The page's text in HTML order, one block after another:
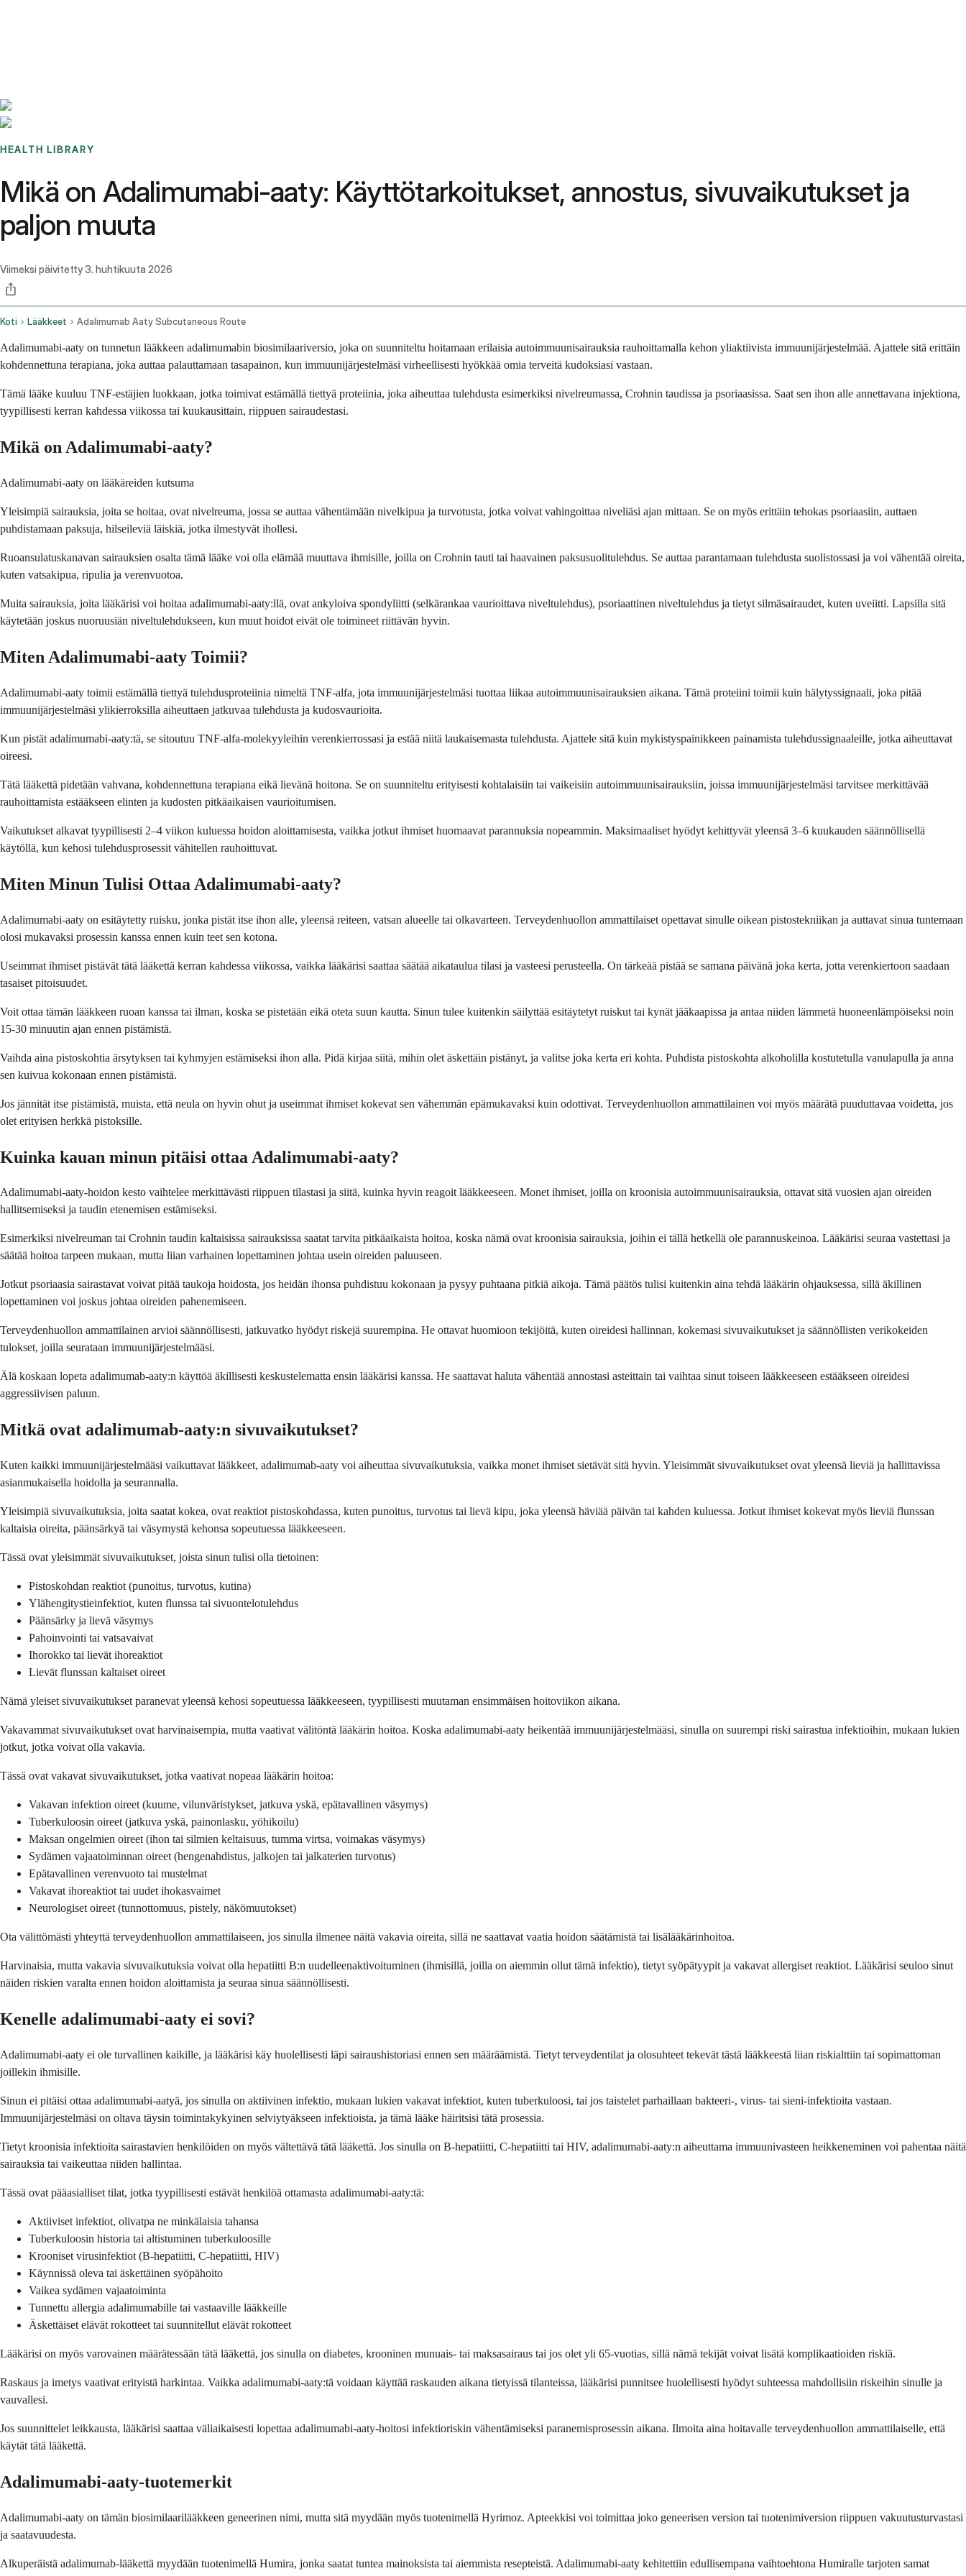
HEALTH LIBRARY
Mikä on Adalimumabi-aaty: Käyttötarkoitukset, annostus, sivuvaikutukset ja
paljon muuta
Viimeksi päivitetty3. huhtikuuta 2026
Koti Lääkkeet Adalimumab Aaty Subcutaneous Route
Adalimumabi-aaty on tunnetun lääkkeen adalimumabin biosimilaariversio, joka on suunniteltu hoitamaan erilaisia autoimmuunisairauksia rauhoittamalla kehon yliaktiivista immuunijärjestelmää. Ajattele sitä erittäin
kohdennettuna terapiana, joka auttaa palauttamaan tasapainon, kun immuunijärjestelmäsi virheellisesti hyökkää omia terveitä kudoksiasi vastaan.
Tämä lääke kuuluu TNF-estäjien luokkaan, jotka toimivat estämällä tiettyä proteiinia, joka aiheuttaa tulehdusta esimerkiksi nivelreumassa, Crohnin taudissa ja psoriaasissa. Saat sen ihon alle annettavana injektiona,
tyypillisesti kerran kahdessa viikossa tai kuukausittain, riippuen sairaudestasi.
Mikä on Adalimumabi-aaty?
Adalimumabi-aaty on lääkäreiden kutsuma
Yleisimpiä sairauksia, joita se hoitaa, ovat nivelreuma, jossa se auttaa vähentämään nivelkipua ja turvotusta, jotka voivat vahingoittaa niveliäsi ajan mittaan. Se on myös erittäin tehokas psoriaasiin, auttaen
puhdistamaan paksuja, hilseileviä läiskiä, jotka ilmestyvät ihollesi.
Ruoansulatuskanavan sairauksien osalta tämä lääke voi olla elämää muuttava ihmisille, joilla on Crohnin tauti tai haavainen paksusuolitulehdus. Se auttaa parantamaan tulehdusta suolistossasi ja voi vähentää oireita,
kuten vatsakipua, ripulia ja verenvuotoa.
Muita sairauksia, joita lääkärisi voi hoitaa adalimumabi-aaty:llä, ovat ankyloiva spondyliitti (selkärankaa vaurioittava niveltulehdus), psoriaattinen niveltulehdus ja tietyt silmäsairaudet, kuten uveiitti. Lapsilla sitä
käytetään joskus nuoruusiän niveltulehdukseen, kun muut hoidot eivät ole toimineet riittävän hyvin.
Miten Adalimumabi-aaty Toimii?
Adalimumabi-aaty toimii estämällä tiettyä tulehdusproteiinia nimeltä TNF-alfa, jota immuunijärjestelmäsi tuottaa liikaa autoimmuunisairauksien aikana. Tämä proteiini toimii kuin hälytyssignaali, joka pitää
immuunijärjestelmäsi ylikierroksilla aiheuttaen jatkuvaa tulehdusta ja kudosvaurioita.
Kun pistät adalimumabi-aaty:tä, se sitoutuu TNF-alfa-molekyyleihin verenkierrossasi ja estää niitä laukaisemasta tulehdusta. Ajattele sitä kuin mykistyspainikkeen painamista tulehdussignaaleille, jotka aiheuttavat
oireesi.
Tätä lääkettä pidetään vahvana, kohdennettuna terapiana eikä lievänä hoitona. Se on suunniteltu erityisesti kohtalaisiin tai vaikeisiin autoimmuunisairauksiin, joissa immuunijärjestelmäsi tarvitsee merkittävää
rauhoittamista estääkseen elinten ja kudosten pitkäaikaisen vaurioitumisen.
Vaikutukset alkavat tyypillisesti 2–4 viikon kuluessa hoidon aloittamisesta, vaikka jotkut ihmiset huomaavat parannuksia nopeammin. Maksimaaliset hyödyt kehittyvät yleensä 3–6 kuukauden säännöllisellä
käytöllä, kun kehosi tulehdusprosessit vähitellen rauhoittuvat.
Miten Minun Tulisi Ottaa Adalimumabi-aaty?
Adalimumabi-aaty on esitäytetty ruisku, jonka pistät itse ihon alle, yleensä reiteen, vatsan alueelle tai olkavarteen. Terveydenhuollon ammattilaiset opettavat sinulle oikean pistostekniikan ja auttavat sinua tuntemaan
olosi mukavaksi prosessin kanssa ennen kuin teet sen kotona.
Useimmat ihmiset pistävät tätä lääkettä kerran kahdessa viikossa, vaikka lääkärisi saattaa säätää aikataulua tilasi ja vasteesi perusteella. On tärkeää pistää se samana päivänä joka kerta, jotta verenkiertoon saadaan
tasaiset pitoisuudet.
Voit ottaa tämän lääkkeen ruoan kanssa tai ilman, koska se pistetään eikä oteta suun kautta. Sinun tulee kuitenkin säilyttää esitäytetyt ruiskut tai kynät jääkaapissa ja antaa niiden lämmetä huoneenlämpöiseksi noin
15-30 minuutin ajan ennen pistämistä.
Vaihda aina pistoskohtia ärsytyksen tai kyhmyjen estämiseksi ihon alla. Pidä kirjaa siitä, mihin olet äskettäin pistänyt, ja valitse joka kerta eri kohta. Puhdista pistoskohta alkoholilla kostutetulla vanulapulla ja anna
sen kuivua kokonaan ennen pistämistä.
Jos jännität itse pistämistä, muista, että neula on hyvin ohut ja useimmat ihmiset kokevat sen vähemmän epämukavaksi kuin odottivat. Terveydenhuollon ammattilainen voi myös määrätä puuduttavaa voidetta, jos
olet erityisen herkkä pistoksille.
Kuinka kauan minun pitäisi ottaa Adalimumabi-aaty?
Adalimumabi-aaty-hoidon kesto vaihtelee merkittävästi riippuen tilastasi ja siitä, kuinka hyvin reagoit lääkkeeseen. Monet ihmiset, joilla on kroonisia autoimmuunisairauksia, ottavat sitä vuosien ajan oireiden
hallitsemiseksi ja taudin etenemisen estämiseksi.
Esimerkiksi nivelreuman tai Crohnin taudin kaltaisissa sairauksissa saatat tarvita pitkäaikaista hoitoa, koska nämä ovat kroonisia sairauksia, joihin ei tällä hetkellä ole parannuskeinoa. Lääkärisi seuraa vastettasi ja
säätää hoitoa tarpeen mukaan, mutta liian varhainen lopettaminen johtaa usein oireiden paluuseen.
Jotkut psoriaasia sairastavat voivat pitää taukoja hoidosta, jos heidän ihonsa puhdistuu kokonaan ja pysyy puhtaana pitkiä aikoja. Tämä päätös tulisi kuitenkin aina tehdä lääkärin ohjauksessa, sillä äkillinen
lopettaminen voi joskus johtaa oireiden pahenemiseen.
Terveydenhuollon ammattilainen arvioi säännöllisesti, jatkuvatko hyödyt riskejä suurempina. He ottavat huomioon tekijöitä, kuten oireidesi hallinnan, kokemasi sivuvaikutukset ja säännöllisten verikokeiden
tulokset, joilla seurataan immuunijärjestelmääsi.
Älä koskaan lopeta adalimumab-aaty:n käyttöä äkillisesti keskustelematta ensin lääkärisi kanssa. He saattavat haluta vähentää annostasi asteittain tai vaihtaa sinut toiseen lääkkeeseen estääkseen oireidesi
aggressiivisen paluun.
Mitkä ovat adalimumab-aaty:n sivuvaikutukset?
Kuten kaikki immuunijärjestelmääsi vaikuttavat lääkkeet, adalimumab-aaty voi aiheuttaa sivuvaikutuksia, vaikka monet ihmiset sietävät sitä hyvin. Yleisimmät sivuvaikutukset ovat yleensä lieviä ja hallittavissa
asianmukaisella hoidolla ja seurannalla.
Yleisimpiä sivuvaikutuksia, joita saatat kokea, ovat reaktiot pistoskohdassa, kuten punoitus, turvotus tai lievä kipu, joka yleensä häviää päivän tai kahden kuluessa. Jotkut ihmiset kokevat myös lieviä flunssan
kaltaisia oireita, päänsärkyä tai väsymystä kehonsa sopeutuessa lääkkeeseen.
Tässä ovat yleisimmät sivuvaikutukset, joista sinun tulisi olla tietoinen:
Pistoskohdan reaktiot (punoitus, turvotus, kutina)
Ylähengitystieinfektiot, kuten flunssa tai sivuontelotulehdus
Päänsärky ja lievä väsymys
Pahoinvointi tai vatsavaivat
Ihorokko tai lievät ihoreaktiot
Lievät flunssan kaltaiset oireet
Nämä yleiset sivuvaikutukset paranevat yleensä kehosi sopeutuessa lääkkeeseen, tyypillisesti muutaman ensimmäisen hoitoviikon aikana.
Vakavammat sivuvaikutukset ovat harvinaisempia, mutta vaativat välitöntä lääkärin hoitoa. Koska adalimumabi-aaty heikentää immuunijärjestelmääsi, sinulla on suurempi riski sairastua infektioihin, mukaan lukien
jotkut, jotka voivat olla vakavia.
Tässä ovat vakavat sivuvaikutukset, jotka vaativat nopeaa lääkärin hoitoa:
Vakavan infektion oireet (kuume, vilunväristykset, jatkuva yskä, epätavallinen väsymys)
Tuberkuloosin oireet (jatkuva yskä, painonlasku, yöhikoilu)
Maksan ongelmien oireet (ihon tai silmien keltaisuus, tumma virtsa, voimakas väsymys)
Sydämen vajaatoiminnan oireet (hengenahdistus, jalkojen tai jalkaterien turvotus)
Epätavallinen verenvuoto tai mustelmat
Vakavat ihoreaktiot tai uudet ihokasvaimet
Neurologiset oireet (tunnottomuus, pistely, näkömuutokset)
Ota välittömästi yhteyttä terveydenhuollon ammattilaiseen, jos sinulla ilmenee näitä vakavia oireita, sillä ne saattavat vaatia hoidon säätämistä tai lisälääkärinhoitoa.
Harvinaisia, mutta vakavia sivuvaikutuksia voivat olla hepatiitti B:n uudelleenaktivoituminen (ihmisillä, joilla on aiemmin ollut tämä infektio), tietyt syöpätyypit ja vakavat allergiset reaktiot. Lääkärisi seuloo sinut
näiden riskien varalta ennen hoidon aloittamista ja seuraa sinua säännöllisesti.
Kenelle adalimumabi-aaty ei sovi?
Adalimumabi-aaty ei ole turvallinen kaikille, ja lääkärisi käy huolellisesti läpi sairaushistoriasi ennen sen määräämistä. Tietyt terveydentilat ja olosuhteet tekevät tästä lääkkeestä liian riskialttiin tai sopimattoman
joillekin ihmisille.
Sinun ei pitäisi ottaa adalimumabi-aatyä, jos sinulla on aktiivinen infektio, mukaan lukien vakavat infektiot, kuten tuberkuloosi, tai jos taistelet parhaillaan bakteeri-, virus- tai sieni-infektioita vastaan.
Immuunijärjestelmäsi on oltava täysin toimintakykyinen selviytyäkseen infektioista, ja tämä lääke häiritsisi tätä prosessia.
Tietyt kroonisia infektioita sairastavien henkilöiden on myös vältettävä tätä lääkettä. Jos sinulla on B-hepatiitti, C-hepatiitti tai HIV, adalimumabi-aaty:n aiheuttama immuunivasteen heikkeneminen voi pahentaa näitä
sairauksia tai vaikeuttaa niiden hallintaa.
Tässä ovat pääasialliset tilat, jotka tyypillisesti estävät henkilöä ottamasta adalimumabi-aaty:tä:
Aktiiviset infektiot, olivatpa ne minkälaisia tahansa
Tuberkuloosin historia tai altistuminen tuberkuloosille
Krooniset virusinfektiot (B-hepatiitti, C-hepatiitti, HIV)
Käynnissä oleva tai äskettäinen syöpähoito
Vaikea sydämen vajaatoiminta
Tunnettu allergia adalimumabille tai vastaaville lääkkeille
Äskettäiset elävät rokotteet tai suunnitellut elävät rokotteet
Lääkärisi on myös varovainen määrätessään tätä lääkettä, jos sinulla on diabetes, krooninen munuais- tai maksasairaus tai jos olet yli 65-vuotias, sillä nämä tekijät voivat lisätä komplikaatioiden riskiä.
Raskaus ja imetys vaativat erityistä harkintaa. Vaikka adalimumabi-aaty:tä voidaan käyttää raskauden aikana tietyissä tilanteissa, lääkärisi punnitsee huolellisesti hyödyt suhteessa mahdollisiin riskeihin sinulle ja
vauvallesi.
Jos suunnittelet leikkausta, lääkärisi saattaa väliaikaisesti lopettaa adalimumabi-aaty-hoitosi infektioriskin vähentämiseksi paranemisprosessin aikana. Ilmoita aina hoitavalle terveydenhuollon ammattilaiselle, että
käytät tätä lääkettä.
Adalimumabi-aaty-tuotemerkit
Adalimumabi-aaty on tämän biosimilaarilääkkeen geneerinen nimi, mutta sitä myydään myös tuotenimellä Hyrimoz. Apteekkisi voi toimittaa joko geneerisen version tai tuotenimiversion riippuen vakuutusturvastasi
ja saatavuudesta.
Alkuperäistä adalimumab-lääkettä myydään tuotenimellä Humira, jonka saatat tuntea mainoksista tai aiemmista resepteistä. Adalimumabi-aaty kehitettiin edullisempana vaihtoehtona Humiralle tarjoten samat